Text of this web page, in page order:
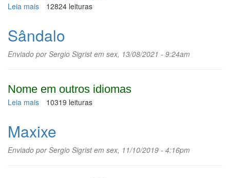
Leia mais sobre
12824 leituras
Sândalo
Enviado porSergio Sigristem sex, 13/08/2021 - 9:24am
Nome em outros idiomas
Leia mais sobre
10319 leituras
Maxixe
Enviado porSergio Sigristem sex, 11/10/2019 - 4:16pm